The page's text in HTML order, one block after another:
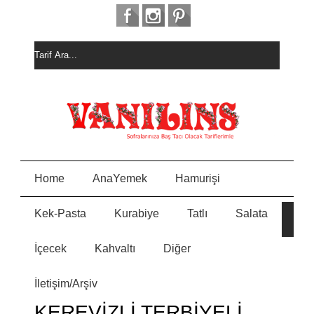
Home AnaYemek Hamurişi
Kek-Pasta Kurabiye Tatlı Salata
İçecek Kahvaltı Diğer
İletişim/Arşiv
HURM